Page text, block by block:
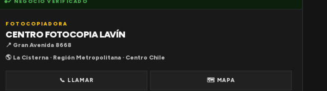
FOTOCOPIADORA
CENTRO FOTOCOPIA LAVÍN
📍 Gran Avenida 8668
🌎 La Cisterna · Región Metropolitana · Centro Chile
📞 LLAMAR 🗺 MAPA